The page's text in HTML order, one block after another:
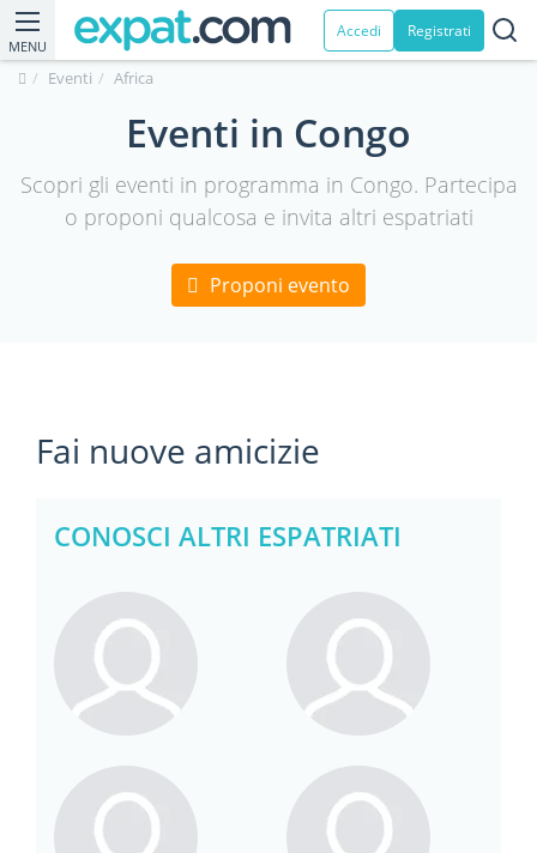
MENU
Accedi Registrati
Eventi Africa
Eventi in Congo
Scopri gli eventi in programma in Congo. Partecipa
o proponi qualcosa e invita altri espatriati
Proponi evento
Fai nuove amicizie
CONOSCI ALTRI ESPATRIATI